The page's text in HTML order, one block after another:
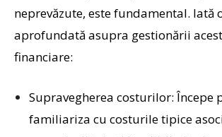
neprevăzute, este fundamental. Iată
aprofundată asupra gestionării
financiare:
Supravegherea costurilor:Începe
familiariza cu costurile tipice